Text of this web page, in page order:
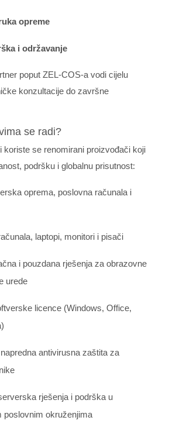
opreme
i održavanje
poput ZEL‑COS‑a vodi cijelu
konzultacije do završne
se radi?
koriste se renomirani proizvođači koji
podršku i globalnu prisutnost:
oprema, poslovna računala i
laptopi, monitori i pisači
i pouzdana rješenja za obrazovne
urede
licence (Windows, Office,
antivirusna zaštita za
rješenja i podrška u
poslovnim okruženjima